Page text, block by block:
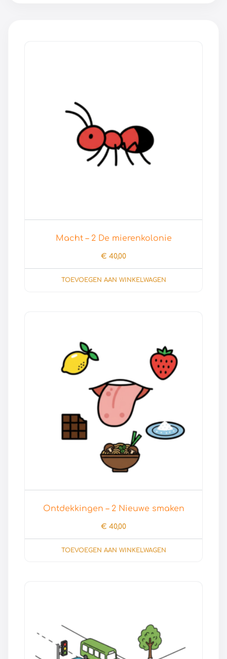
Macht – 2 De mierenkolonie
€ 40,00
TOEVOEGEN AAN WINKELWAGEN
Ontdekkingen – 2 Nieuwe smaken
€ 40,00
TOEVOEGEN AAN WINKELWAGEN